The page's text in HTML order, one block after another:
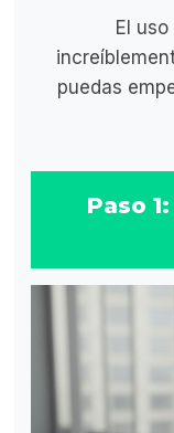
El
puedas
Paso